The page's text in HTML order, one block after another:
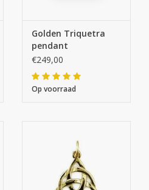
Golden Triquetra
pendant
€249,00
Op voorraad